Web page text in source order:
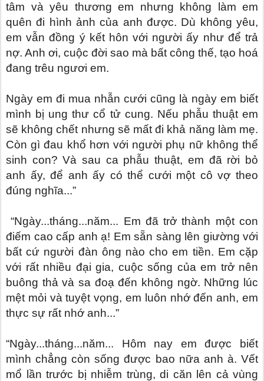
tâm và yêu thương em nhưng không làm em
quên đi hình ảnh của anh được. Dù không yêu,
em vẫn đồng ý kết hôn với người ấy như để trả
nợ. Anh ơi, cuộc đời sao mà bất công thế, tạo hoá
đang trêu ngươi em.
Ngày em đi mua nhẫn cưới cũng là ngày em biết
mình bị ung thư cổ tử cung. Nếu phẫu thuật em
sẽ không chết nhưng sẽ mất đi khả năng làm mẹ.
Còn gì đau khổ hơn với người phụ nữ không thể
sinh con? Và sau ca phẫu thuật, em đã rời bỏ
anh ấy, để anh ấy có thể cưới một cô vợ theo
đúng nghĩa...”
“Ngày...tháng...năm... Em đã trở thành một con
điếm cao cấp anh ạ! Em sẵn sàng lên giường với
bất cứ người đàn ông nào cho em tiền. Em cặp
với rất nhiều đại gia, cuộc sống của em trở nên
buông thả và sa đoạ đến không ngờ. Những lúc
mệt mỏi và tuyệt vọng, em luôn nhớ đến anh, em
thực sự rất nhớ anh...”
“Ngày...tháng...năm... Hôm nay em được biết
mình chẳng còn sống được bao nữa anh à. Vết
mổ lần trước bị nhiễm trùng, di căn lên cả vùng